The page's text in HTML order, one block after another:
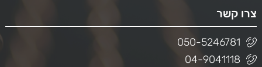
צרו קשר
050-5246781
04-9041118